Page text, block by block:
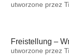
utworzone przez
Freistellung –
utworzone przez